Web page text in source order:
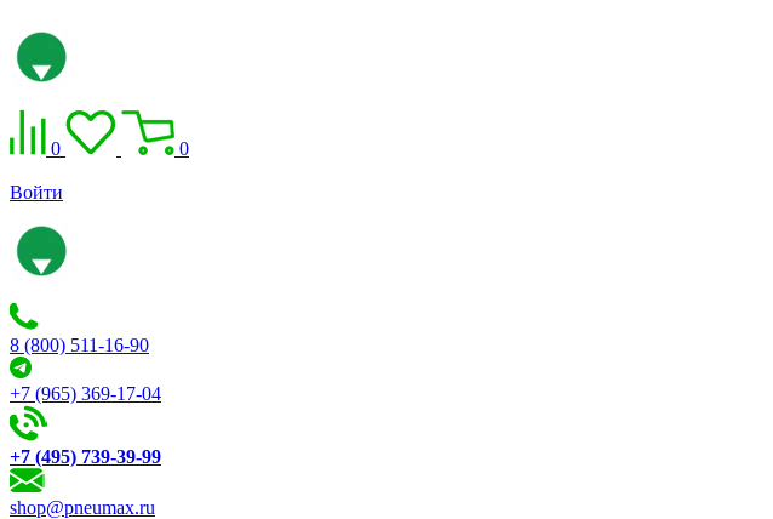
0 0
Войти
8 (800) 511-16-90
+7 (965) 369-17-04
+7 (495) 739-39-99
shop@pneumax.ru